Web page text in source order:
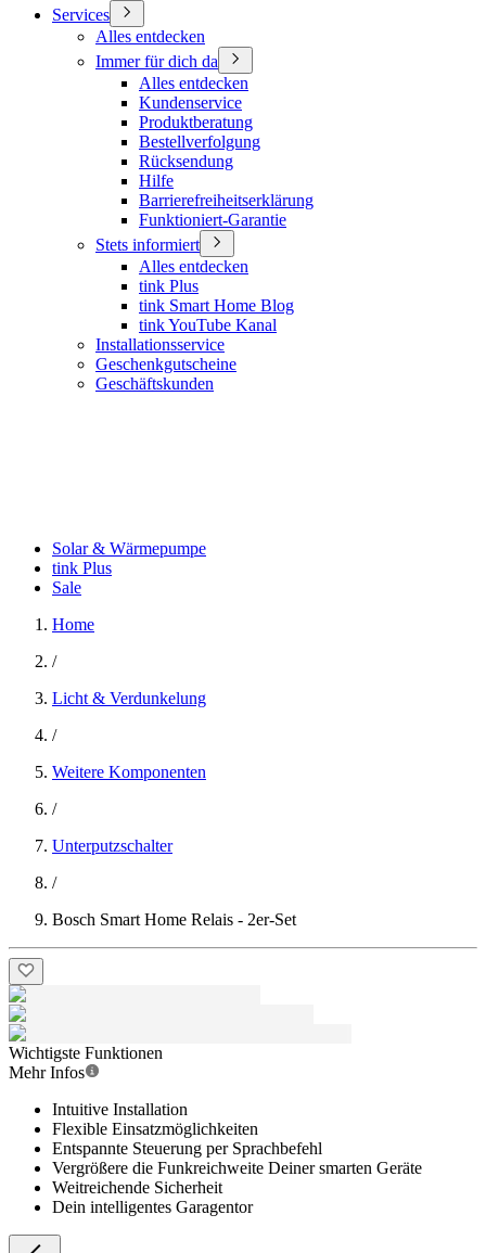
Services
Alles entdecken
Immer für dich da
Alles entdecken
Kundenservice
Produktberatung
Bestellverfolgung
Rücksendung
Hilfe
Barrierefreiheitserklärung
Funktioniert-Garantie
Stets informiert
Alles entdecken
tink Plus
tink Smart Home Blog
tink YouTube Kanal
Installationsservice
Geschenkgutscheine
Geschäftskunden
Solar & Wärmepumpe
tink Plus
Sale
Home
/
Licht & Verdunkelung
/
Weitere Komponenten
/
Unterputzschalter
/
Bosch Smart Home Relais - 2er-Set
Wichtigste Funktionen
Mehr Infos
Intuitive Installation
Flexible Einsatzmöglichkeiten
Entspannte Steuerung per Sprachbefehl
Vergrößere die Funkreichweite Deiner smarten Geräte
Weitreichende Sicherheit
Dein intelligentes Garagentor